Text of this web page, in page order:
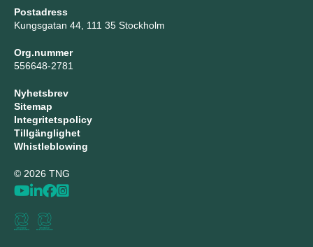
Postadress
Kungsgatan 44, 111 35 Stockholm
Org.nummer
556648-2781
Nyhetsbrev
Sitemap
Integritetspolicy
Tillgänglighet
Whistleblowing
© 2026 TNG